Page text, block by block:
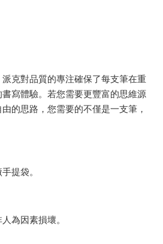
克對品質的專注確保了每支筆在重
寫體驗。若您需要更豐富的思維源
的思路，您需要的不僅是一支筆，
提袋。
為因素損壞。